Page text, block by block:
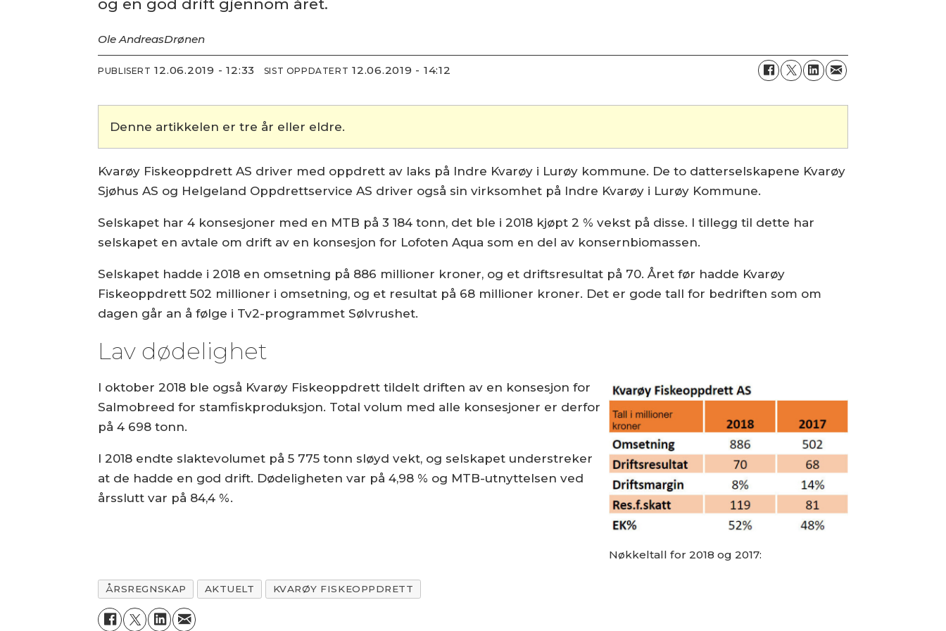
og en god drift gjennom året.
Ole AndreasDrønen
PUBLISERT 12.06.2019 - 12:33 SIST OPPDATERT 12.06.2019 - 14:12
Denne artikkelen er tre år eller eldre.
Kvarøy Fiskeoppdrett AS driver med oppdrett av laks på Indre Kvarøy i Lurøy kommune. De to datterselskapene Kvarøy
Sjøhus AS og Helgeland Oppdrettservice AS driver også sin virksomhet på Indre Kvarøy i Lurøy Kommune.
Selskapet har 4 konsesjoner med en MTB på 3 184 tonn, det ble i 2018 kjøpt 2 % vekst på disse. I tillegg til dette har
selskapet en avtale om drift av en konsesjon for Lofoten Aqua som en del av konsernbiomassen.
Selskapet hadde i 2018 en omsetning på 886 millioner kroner, og et driftsresultat på 70. Året før hadde Kvarøy
Fiskeoppdrett 502 millioner i omsetning, og et resultat på 68 millioner kroner. Det er gode tall for bedriften som om
dagen går an å følge i Tv2-programmet Sølvrushet.
Lav dødelighet
Nøkkeltall for 2018 og 2017:
I oktober 2018 ble også Kvarøy Fiskeoppdrett tildelt driften av en konsesjon for
Salmobreed for stamfiskproduksjon. Total volum med alle konsesjoner er derfor
på 4 698 tonn.
I 2018 endte slaktevolumet på 5 775 tonn sløyd vekt, og selskapet understreker
at de hadde en god drift. Dødeligheten var på 4,98 % og MTB-utnyttelsen ved
årsslutt var på 84,4 %.
ÅRSREGNSKAP AKTUELT KVARØY FISKEOPPDRETT